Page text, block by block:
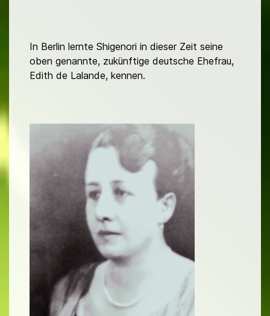
In Berlin lernte Shigenori in dieser Zeit seine
oben genannte, zukünftige deutsche Ehefrau,
Edith de Lalande, kennen.